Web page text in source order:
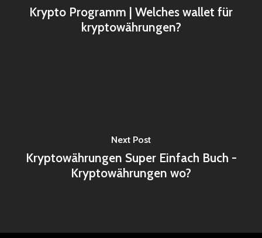
Krypto Programm | Welches wallet für
kryptowährungen?
Next Post
Kryptowährungen Super Einfach Buch -
Kryptowährungen wo?